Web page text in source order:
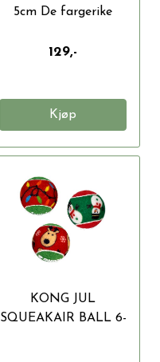
5cm De fargerike
129,-
Kjøp
KONG JUL
SQUEAKAIR BALL 6-